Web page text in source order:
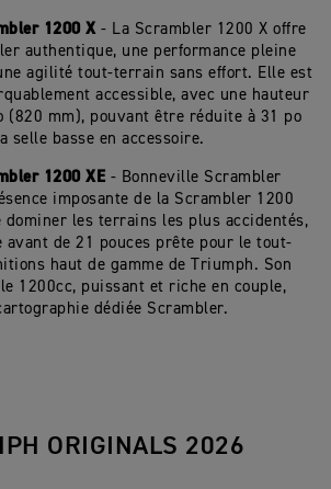
1200 X - La Scrambler 1200 X offre
authentique, une performance pleine
agilité tout-terrain sans effort. Elle est
accessible, avec une hauteur
(820 mm), pouvant être réduite à 31 po
selle basse en accessoire.
1200 XE - Bonneville Scrambler
imposante de la Scrambler 1200
dominer les terrains les plus accidentés,
avant de 21 pouces prête pour le tout-
haut de gamme de Triumph. Son
1200cc, puissant et riche en couple,
dédiée Scrambler.
ORIGINALS 2026